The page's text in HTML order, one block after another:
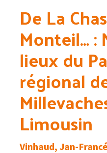
De La
Monteil… :
lieux du
régional
Limousin
Vinhaud, Jan-